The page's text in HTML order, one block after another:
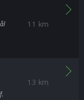
11 km
13 km